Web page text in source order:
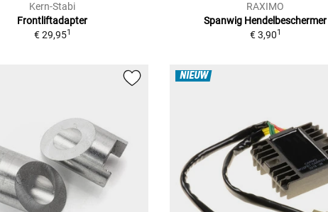
Kern-Stabi
Frontliftadapter
€ 29,951
RAXIMO
Spanwig Hendelbeschermer
€ 3,901
NIEUW